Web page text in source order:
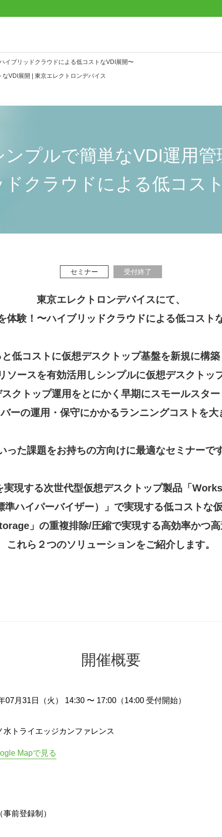
イブリッドクラウドによる低コストなVDI展開〜
VDI展開 | 東京エレクトロンデバイス
ンプルで簡単なVDI運用管
クラウドによる低コス
セミナー 受付終了
東京エレクトロンデバイスにて、
体験！〜ハイブリッドクラウドによる低コスト
低コストに仮想デスクトップ基盤を新規に構
ソースを有効活用しシンプルに仮想デスクトッ
クトップ運用をとにかく早期にスモールスタ
ーの運用・保守にかかるランニングコストを大
った課題をお持ちの方向けに最適なセミナーで
実現する次世代型仮想デスクトップ製品「
ハイパーバイザー）」で実現する低コストな
」の重複排除/圧縮で実現する高効率かつ
これら２つのソリューションをご紹介します。
開催概要
07月31日（火） 14:30 〜 17:00（14:00 受付開始）
水トライエッジカンファレンス
Mapで見る
事前登録制）